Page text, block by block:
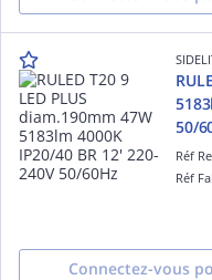
50/
Réf
Réf
Connectez-vous